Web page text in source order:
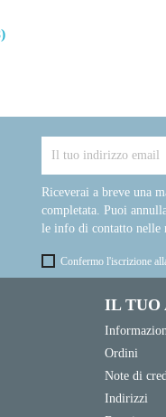
Riceverai a breve una
completata. Puoi
le info di contatto nelle
Confermo l'iscrizione
IL TUO
Ordini
Note di
Indirizzi